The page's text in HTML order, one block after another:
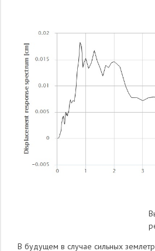
В будущем в случае сильных